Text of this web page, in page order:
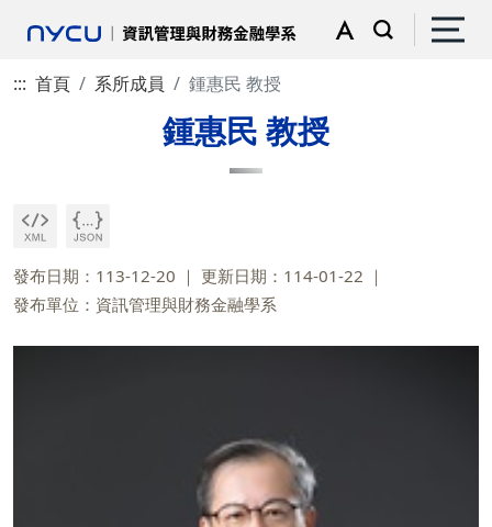
::: 首頁 系所成員 鍾惠民 教授
鍾惠民 教授
發布日期：113-12-20
更新日期：114-01-22
發布單位：資訊管理與財務金融學系